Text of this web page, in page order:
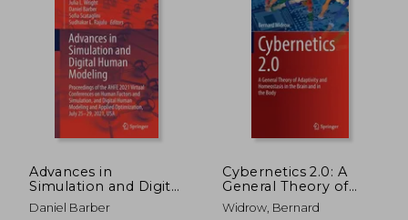
Advances in
Simulation and Digital
Human Modeling:
Proceedings of the
Daniel Barber
Cybernetics 2.0: A
General Theory of
Adaptivity and
Homeostasis in the
Widrow, Bernard